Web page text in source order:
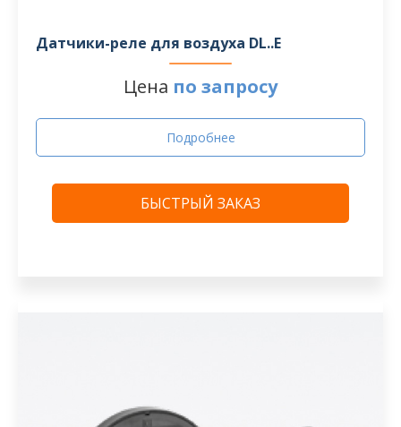
Датчики-реле для воздуха DL..E
Цена по запросу
Подробнее
БЫСТРЫЙ ЗАКАЗ